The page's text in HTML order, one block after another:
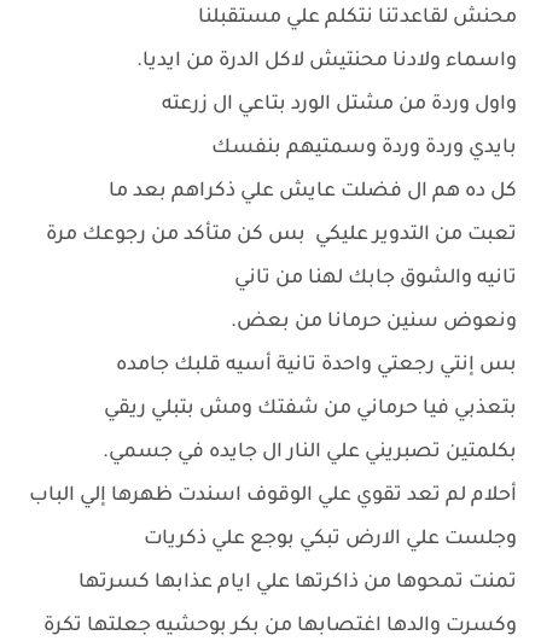
محنش لقاعدتنا نتكلم علي مستقبلنا
واسماء ولادنا محنتيش لاكل الدرة من ايديا.
واول وردة من مشتل الورد بتاعي ال زرعته
بايدي وردة وردة وسمتيهم بنفسك
كل ده هم ال فضلت عايش علي ذكراهم بعد ما
تعبت من التدوير عليكي بس كن متأكد من رجوعك مرة
تانيه والشوق جابك لهنا من تاني
ونعوض سنين حرمانا من بعض.
بس إنتي رجعتي واحدة تانية أسيه قلبك جامده
بتعذبي فيا حرماني من شفتك ومش بتبلي ريقي
بكلمتين تصبريني علي النار ال جايده في جسمي.
أحلام لم تعد تقوي علي الوقوف اسندت ظهرها إلي الباب
وجلست علي الارض تبكي بوجع علي ذكريات
تمنت تمحوها من ذاكرتها علي ايام عذابها كسرتها
وكسرت والدها اغتصابها من بكر بوحشيه جعلتها تكرة